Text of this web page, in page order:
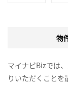
物
マイナビBizでは
りいただくこと